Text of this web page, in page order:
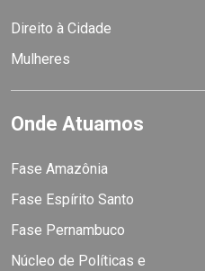
Direito à Cidade
Mulheres
Onde Atuamos
Fase Amazônia
Fase Espírito Santo
Fase Pernambuco
Núcleo de Políticas e